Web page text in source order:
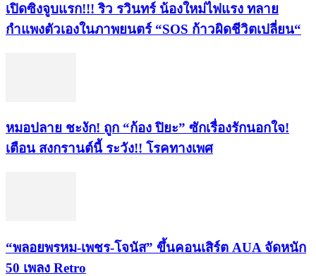
เปิดซิงจูบแรก!!! ริว รวินทร์ น้องใหม่ไฟแรง ทลาย
กำแพงตัวเองในภาพยนตร์ “SOS ก้าวผิดชีวิตเปลี่ยน“
หมอปลาย ชะงัก! ถูก “ก้อง ปิยะ” ซักเรื่องรักนอกใจ!
เตือน สงกรานต์นี้ ระวัง!! โรคทางเพศ
“พลอยพรหม-เพชร-โจนัส” ขึ้นคอนเสิร์ต AUA จัดหนัก
50 เพลง Retro